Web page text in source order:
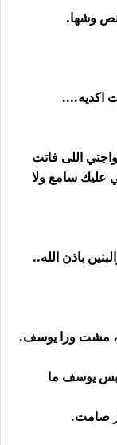
نص وشها.
اكديه....
اللى فاتت
عليك سامع ولا
باذن الله..
مشت ورا يوسف.
بس يوسف ما
صامت.